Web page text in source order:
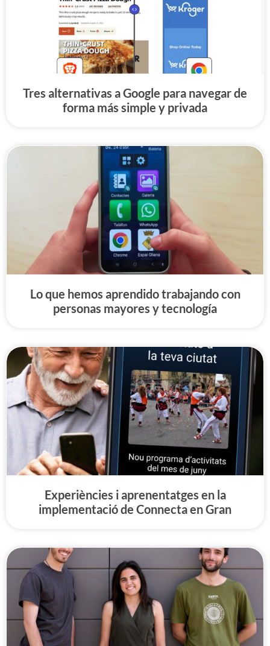
Tres alternativas a Google para navegar de
forma más simple y privada
Lo que hemos aprendido trabajando con
personas mayores y tecnología
Experiències i aprenentatges en la
implementació de Connecta en Gran